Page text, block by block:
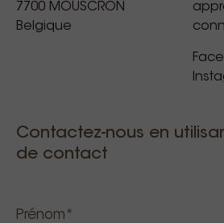
7700 MOUSCRON
Belgique
Contactez-nous en
de contact
Prénom